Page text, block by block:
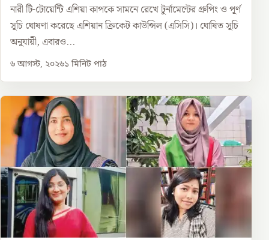
নারী টি-টোয়েন্টি এশিয়া কাপকে সামনে রেখে টুর্নামেন্টের গ্রুপিং ও পূর্ণ
সূচি ঘোষণা করেছে এশিয়ান ক্রিকেট কাউন্সিল (এসিসি)। ঘোষিত সূচি
অনুযায়ী, এবারও...
৬ আগস্ট, ২০২৬১ মিনিট পাঠ